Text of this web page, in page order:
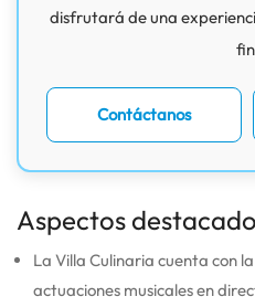
disfrutará de una
Contáctanos
Aspectos
La Villa Culinaria cuenta con
actuaciones musicales en